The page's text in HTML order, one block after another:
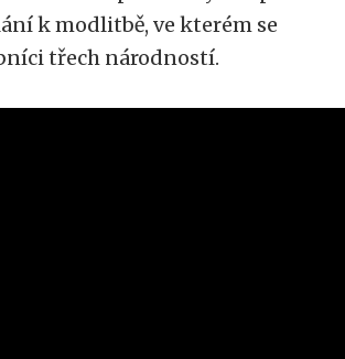
k modlitbě, ve kterém se
třech národností.